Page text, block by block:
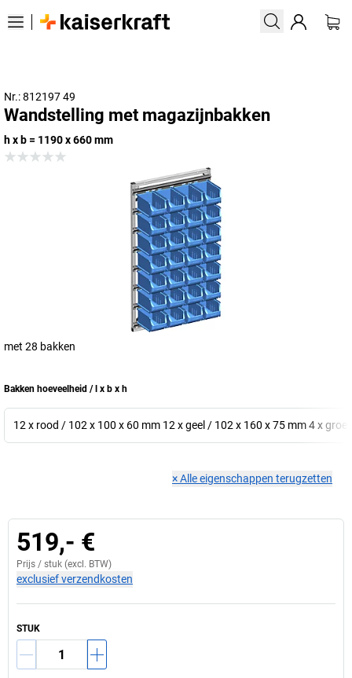
Nr.: 812197 49
Wandstelling met magazijnbakken
h x b = 1190 x 660 mm
met 28 bakken
Bakken hoeveelheid / l x b x h
12 x rood / 102 x 100 x 60 mm 12 x geel / 102 x 160 x 75 mm 4 x
×Alle eigenschappen terugzetten
519,- €
Prijs / stuk (excl. BTW)
exclusief verzendkosten
STUK